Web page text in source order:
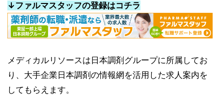
↓ファルマスタッフの登録はコチラ
メディカルリソースは日本調剤グループに所属してお
り、大手企業日本調剤の情報網を活用した求人案内を
してもらえます。